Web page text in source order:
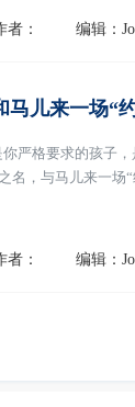
者： 编辑：
儿来一场“
严格要求的孩子
名，与马儿来一场“
者： 编辑：